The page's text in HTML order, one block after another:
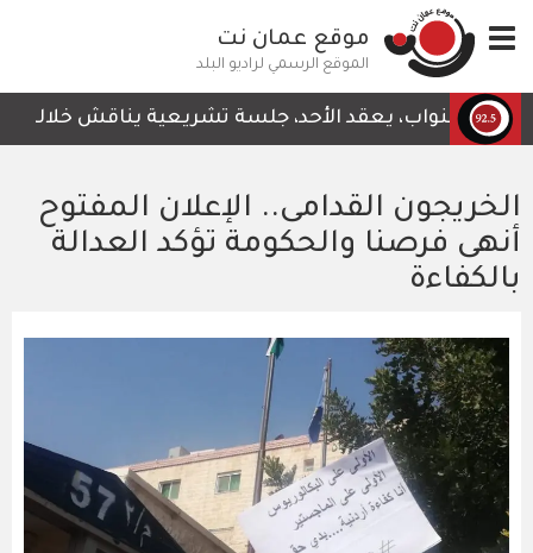
إلى
المحتوى
الرئيسي
Toggle
navigation
موقع عمان نت
الموقع الرسمي لراديو البلد
النواب، يعقد الأحد، جلسة تشريعية يناقش خلالها قرار
الخريجون القدامى.. الإعلان المفتوح
أنهى فرصنا والحكومة تؤكد العدالة
بالكفاءة